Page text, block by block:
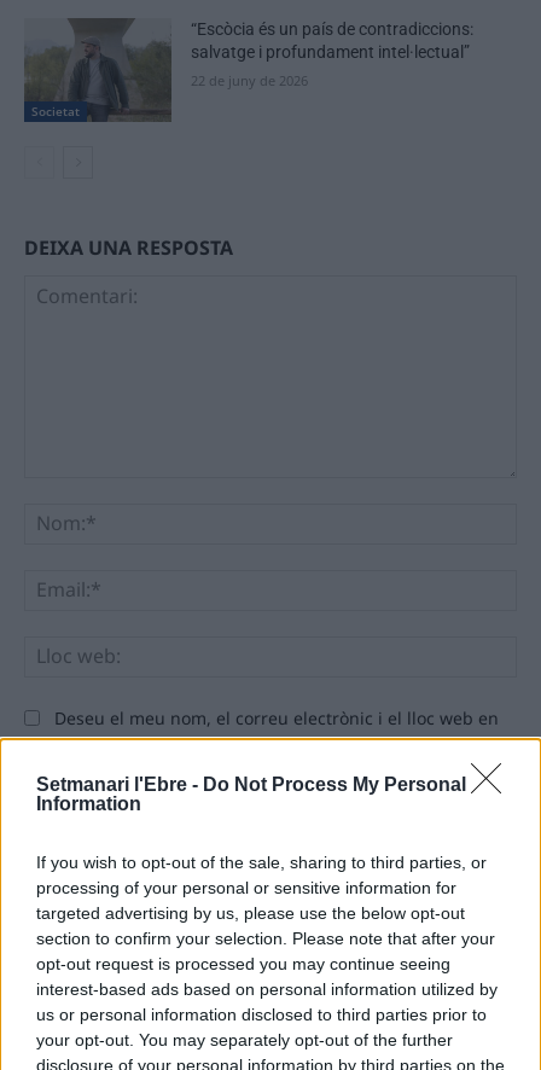
Setmanari l'Ebre - Do Not Process My Personal
Information
If you wish to opt-out of the sale, sharing to third parties, or
processing of your personal or sensitive information for
targeted advertising by us, please use the below opt-out
section to confirm your selection. Please note that after your
opt-out request is processed you may continue seeing
interest-based ads based on personal information utilized by
us or personal information disclosed to third parties prior to
your opt-out. You may separately opt-out of the further
disclosure of your personal information by third parties on the
Societat
“Escòcia és un país de contradiccions:
salvatge i profundament intel·lectual”
22 de juny de 2026
DEIXA UNA RESPOSTA
Deseu el meu nom, el correu electrònic i el lloc web en
aquest navegador per a la propera vegada que comenti.
ÚLTIMES NOTÍCIES
El Meteocat activa un dispositiu per
estudiar l’impacte de l’eclipsi sobre
l’atmosfera